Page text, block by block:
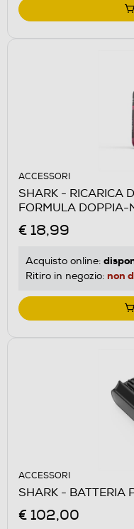
ACCESSORI
SHARK - RICARICA
FORMULA DOPPIA-
€ 18,99
Acquisto online:
Ritiro in negozio: non
ACCESSORI
SHARK - BATTERIA
€ 102,00